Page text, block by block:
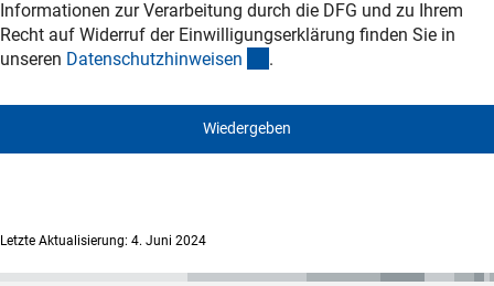
Informationen zur Verarbeitung durch die DFG und zu Ihrem
Recht auf Widerruf der Einwilligungserklärung finden Sie in
unseren Datenschutzhinweisen (interner Link)
.
Wiedergeben
Letzte Aktualisierung: 4. Juni 2024